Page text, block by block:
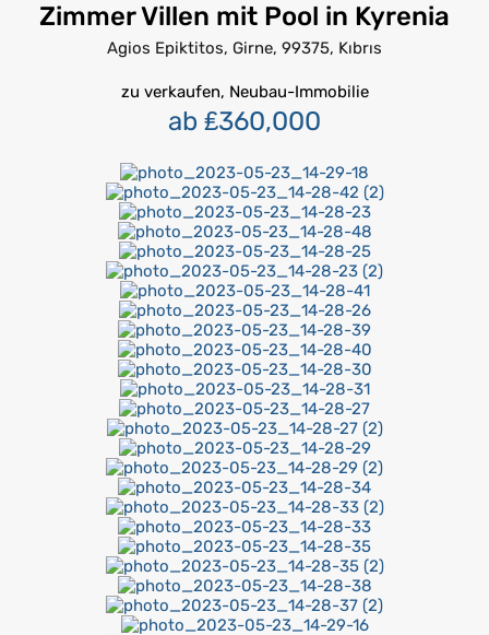
Zimmer Villen mit Pool in Kyrenia
Agios Epiktitos, Girne, 99375, Kıbrıs
zu verkaufen, Neubau-Immobilie
ab ₤360,000